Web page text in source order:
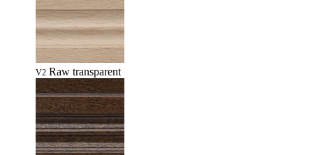
V2 Raw transparent